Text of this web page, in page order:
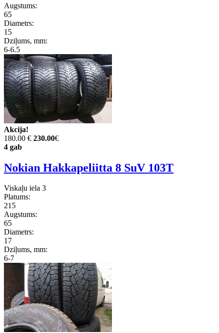
Augstums:
65
Diametrs:
15
Dziļums, mm:
6-6.5
Akcija!
180.00 € 230.00€
4 gab
Nokian Hakkapeliitta 8 SuV 103T
Viskaļu iela 3
Platums:
215
Augstums:
65
Diametrs:
17
Dziļums, mm:
6-7